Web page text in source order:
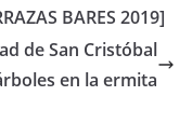
BARES 2019]
de San Cristóbal
en la ermita